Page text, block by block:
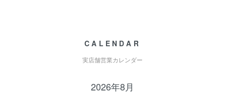
CALENDAR
実店舗営業カレンダー
2026年8月